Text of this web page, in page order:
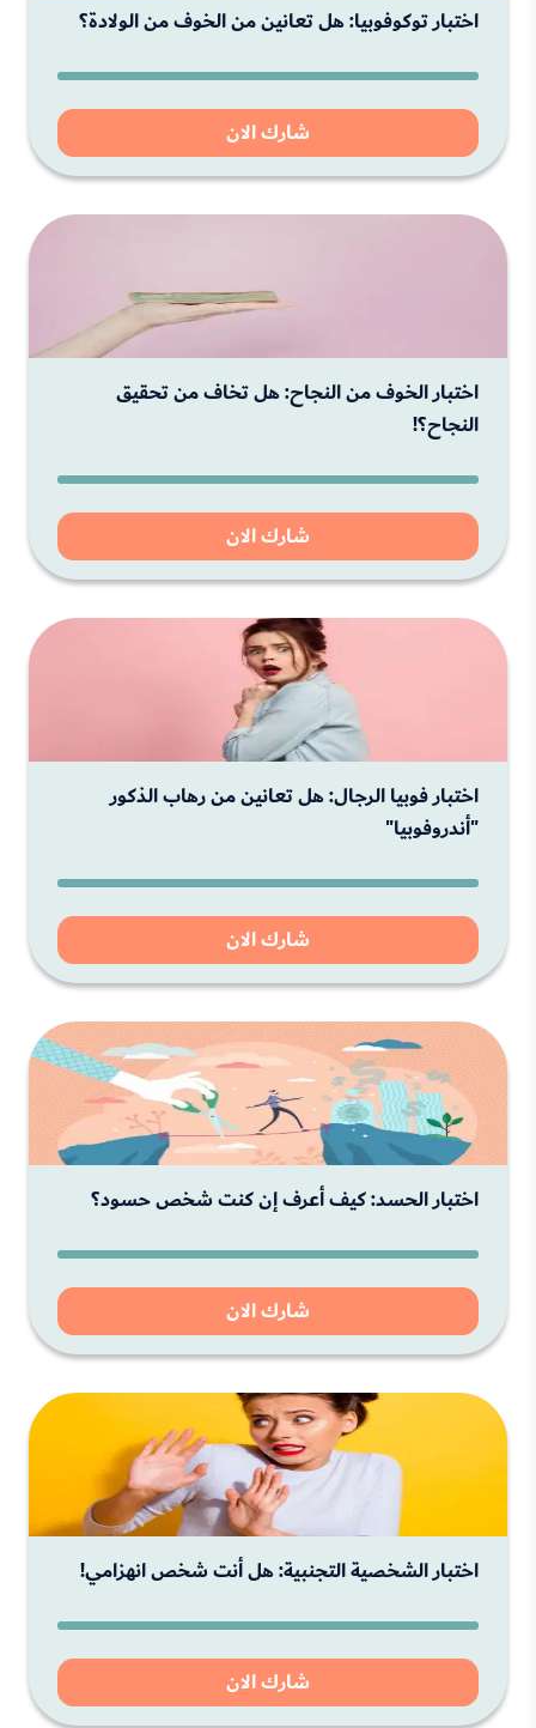
اختبار توكوفوبيا: هل تعانين من الخوف من الولادة؟
شارك الان
اختبار الخوف من النجاح: هل تخاف من تحقيق
النجاح؟!
شارك الان
اختبار فوبيا الرجال: هل تعانين من رهاب الذكور
"أندروفوبيا"
شارك الان
اختبار الحسد: كيف أعرف إن كنت شخص حسود؟
شارك الان
اختبار الشخصية التجنبية: هل أنت شخص انهزامي!
شارك الان